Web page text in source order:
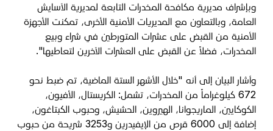
وبإشراف مديرية مكافحة المخدرات التابعة لمديرية الآسايش
العامة، وبالتعاون مع المديريات الأمنية الأخرى، تمكنت الأجهزة
الأمنية من القبض على عشرات المتورطين في شراء وبيع
المخدرات، فضلاً عن القبض على العشرات الآخرين لتعاطيها".
وأشار البيان إلى أنه "خلال الأشهر الستة الماضية، تم ضبط نحو
672 كيلوغراماً من المخدرات، تشمل: الكريستال، الأفيون،
الكوكايين، الماريجوانا، الهيروين، الحشيش، وحبوب الكبتاغون،
إضافة إلى 6000 قرص من الإيفيدرين و3253 شريحة من حبوب